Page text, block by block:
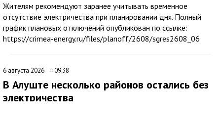
Жителям рекомендуют заранее учитывать временное
отсутствие электричества при планировании дня. Полный
график плановых отключений опубликован по ссылке:
https://crimea-energy.ru/files/planoff/2608/sgres2608_06
6 августа 2026 09:38
В Алуште несколько районов остались без
электричества